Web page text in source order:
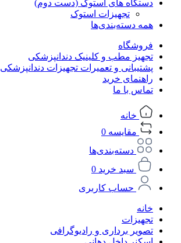
دستگاه های استوک (دست دوم)
تجهیزات استوک
همه دسته‌بندی‌ها
فروشگاه
تجهیز مطب و کلینیک دندانپزشکی
پشتیبانی و تعمیرات تجهیزات دندانپزشکی
راهنمای خرید
تماس با ما
خانه
مقایسه 0
دسته‌بندی‌ها
سبد خرید 0
حساب کاربری
خانه
تجهیزات
تصویر برداری و رادیوگرافی